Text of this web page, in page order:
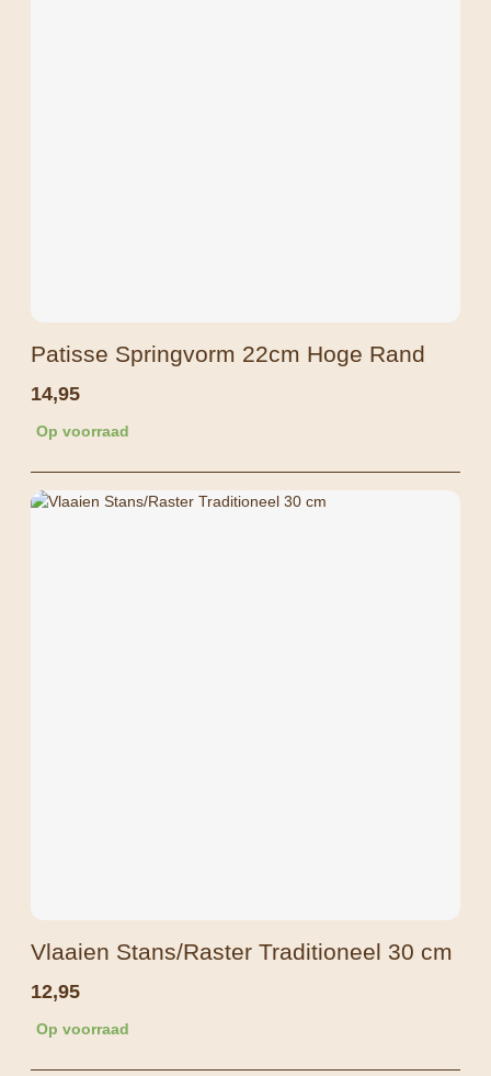
Patisse Springvorm 22cm Hoge Rand
14,95
Op voorraad
Vlaaien Stans/Raster Traditioneel 30 cm
12,95
Op voorraad